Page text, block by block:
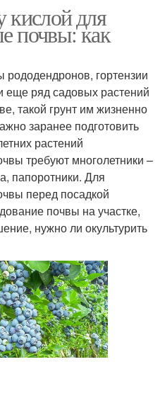
кислой для
почвы: как
гортензии
еще ряд садовых растений
такой грунт им жизненно
заранее подготовить
растений
требуют многолетники –
папоротники. Для
перед посадкой
почвы на участке,
нужно ли окультурить